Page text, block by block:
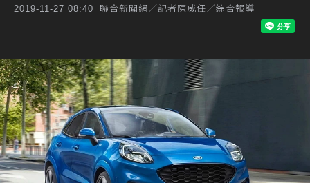
2019-11-27 08:40 聯合新聞網／記者陳威任／綜合報導